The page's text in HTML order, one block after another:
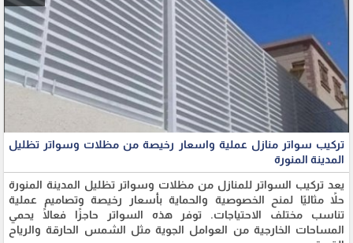
تركيب سواتر منازل عملية واسعار رخيصة من مظلات وسواتر تظليل
المدينة المنورة
يعد تركيب السواتر للمنازل من مظلات وسواتر تظليل المدينة المنورة
حلاً مثاليًا لمنح الخصوصية والحماية بأسعار رخيصة وتصاميم عملية
تناسب مختلف الاحتياجات. توفر هذه السواتر حاجزًا فعالًا يحمي
المساحات الخارجية من العوامل الجوية مثل الشمس الحارقة والرياح